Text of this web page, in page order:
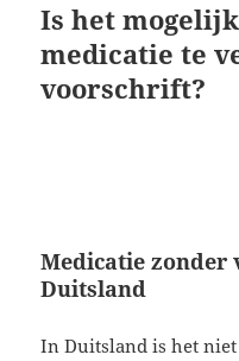
Is het
medicatie te
voorschrift?
Medicatie
Duitsland
In Duitsland is het